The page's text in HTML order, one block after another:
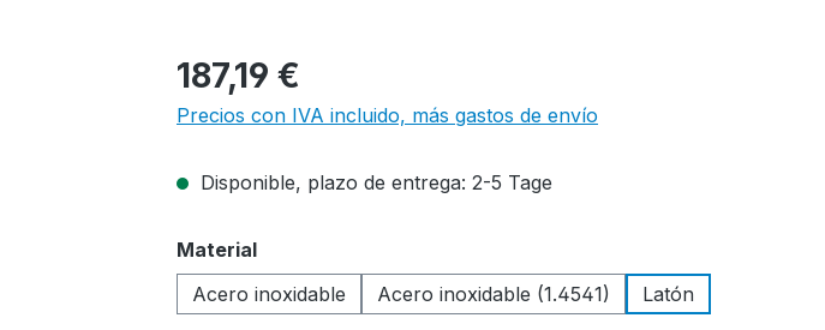
187,19 €
Precios con IVA incluido, más gastos de envío
Disponible, plazo de entrega: 2-5 Tage
Seleccione
Material
Acero inoxidable
Acero inoxidable (1.4541) Latón